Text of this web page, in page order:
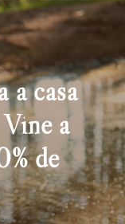
a casa
a
de